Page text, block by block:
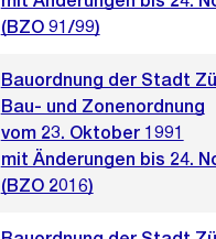
(BZO 91/99)
Bauordnung der Stadt
Bau- und Zonenordnung
vom 23. Oktober 1991
mit Änderungen bis 24.
(BZO 2016)